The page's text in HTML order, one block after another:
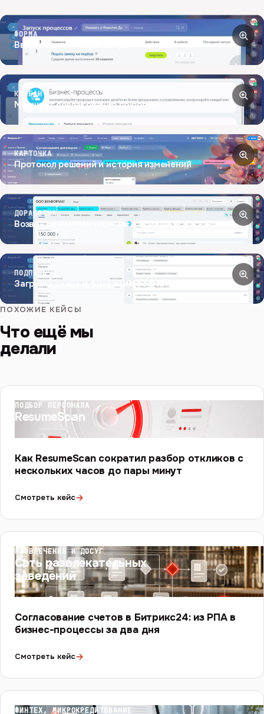
ФОРМА
Ввод реквизитов договора и контрагента
КАНБАН
Маршрут согласования по ролям
КАРТОЧКА
Протокол решений и история изменений
ДОРАБОТКА
Возврат с комментариями и причиной отказа
ПОДПИСЬ
Загрузка скана и фиксация формата подписания
ПОХОЖИЕ КЕЙСЫ
Что ещё мы
делали
ПОДБОР ПЕРСОНАЛА
ResumeScan
Как ResumeScan сократил разбор откликов с
нескольких часов до пары минут
Смотреть кейс→
РАЗВЛЕЧЕНИЯ И ДОСУГ
Сеть развлекательных
заведений
Согласование счетов в Битрикс24: из РПА в
бизнес-процессы за два дня
Смотреть кейс→
ФИНТЕХ, МИКРОКРЕДИТОВАНИЕ